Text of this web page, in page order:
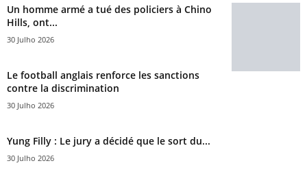
Un homme armé a tué des policiers à Chino
Hills, ont...
30 Julho 2026
Le football anglais renforce les sanctions
contre la discrimination
30 Julho 2026
Yung Filly : Le jury a décidé que le sort du...
30 Julho 2026